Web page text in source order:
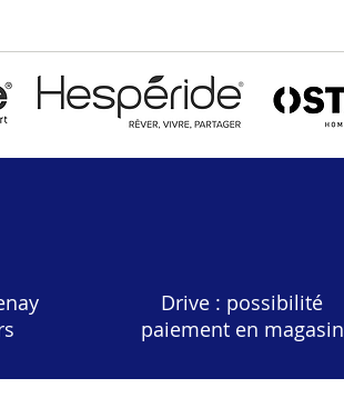
Drive : possibilité
paiement en magasin